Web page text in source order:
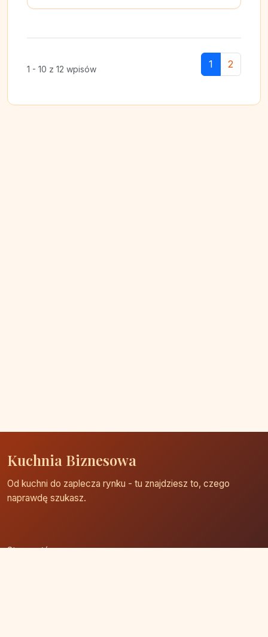
1 - 10 z 12 wpisów 1 2
Kuchnia Biznesowa
Od kuchni do zaplecza rynku - tu znajdziesz to, czego
naprawdę szukasz.
Strona główna